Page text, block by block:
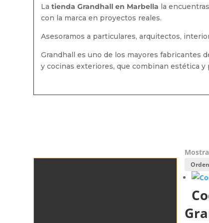
La tienda Grandhall en Marbella la
con la marca en proyectos reales.
Asesoramos a particulares, arquitectos,
Grandhall es uno de los mayores fabricantes
y cocinas exteriores, que combinan estética